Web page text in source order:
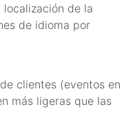
de la
de idioma por
clientes (eventos en
más ligeras que las